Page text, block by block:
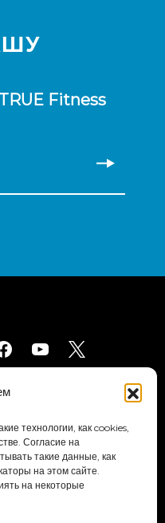
технологии, как cookies,
Согласие на
такие данные, как
на этом сайте.
на некоторые
Fitness
о доступности